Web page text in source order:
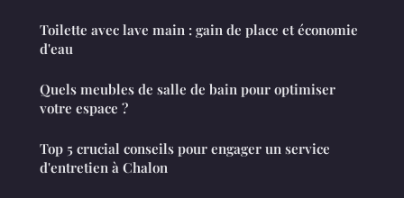
Toilette avec lave main : gain de place et économie
d'eau
Quels meubles de salle de bain pour optimiser
votre espace ?
Top 5 crucial conseils pour engager un service
d'entretien à Chalon